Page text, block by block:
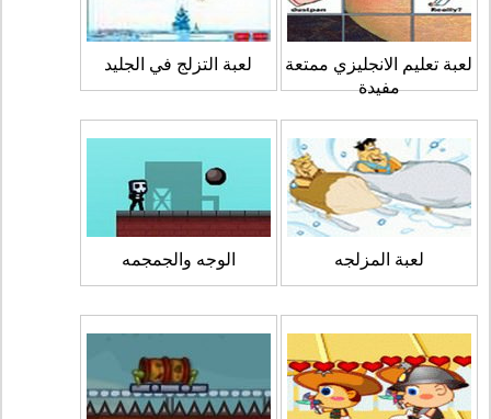
لعبة تعليم الانجليزي ممتعة
مفيدة
لعبة التزلج في الجليد
لعبة المزلجه الوجه والجمجمه